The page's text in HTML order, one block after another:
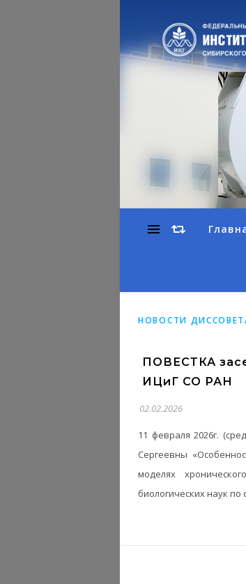
НОВОСТИ
ПОВЕСТКА
ИЦиГ СО РАН
02.02.2026
11 февраля 2026г.
Сергеевны
моделях
биологических наук по